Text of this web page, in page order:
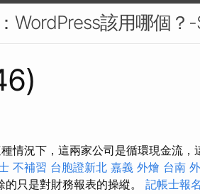
WordPress該用哪個？
情況下，這兩家公司是循環現金流，
不補習 台胞證新北 嘉義 外燴 台南
只是對財務報表的操縱。 記帳士報